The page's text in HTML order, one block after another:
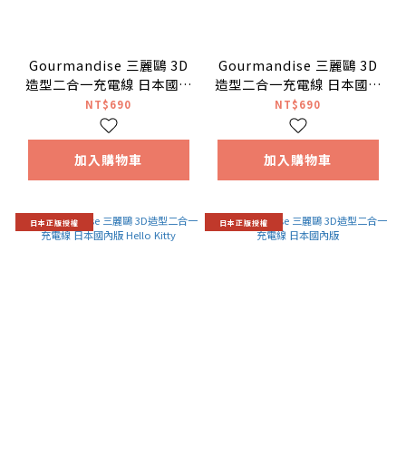
Gourmandise 三麗鷗 3D
造型二合一充電線 日本國內
版 酷洛米
NT$690
加入購物車
Gourmandise 三麗鷗 3D
造型二合一充電線 日本國內
版 美樂蒂
NT$690
加入購物車
日本正版授權 日本正版授權